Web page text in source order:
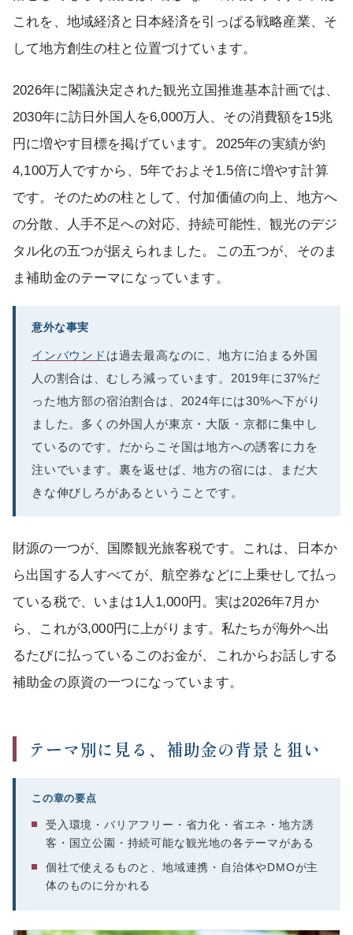
これを、地域経済と日本経済を引っぱる戦略産業、そ
して地方創生の柱と位置づけています。
2026年に閣議決定された観光立国推進基本計画では、
2030年に訪日外国人を6,000万人、その消費額を15兆
円に増やす目標を掲げています。2025年の実績が約
4,100万人ですから、5年でおよそ1.5倍に増やす計算
です。そのための柱として、付加価値の向上、地方へ
の分散、人手不足への対応、持続可能性、観光のデジ
タル化の五つが据えられました。この五つが、そのま
ま補助金のテーマになっています。
意外な事実
インバウンド は過去最高なのに、地方に泊まる外国
人の割合は、むしろ減っています。2019年に37%だ
った地方部の宿泊割合は、2024年には30%へ下がり
ました。多くの外国人が東京・大阪・京都に集中し
ているのです。だからこそ国は地方への誘客に力を
注いでいます。裏を返せば、地方の宿には、まだ大
きな伸びしろがあるということです。
財源の一つが、国際観光旅客税です。これは、日本か
ら出国する人すべてが、航空券などに上乗せして払っ
ている税で、いまは1人1,000円。実は2026年7月か
ら、これが3,000円に上がります。私たちが海外へ出
るたびに払っているこのお金が、これからお話しする
補助金の原資の一つになっています。
テーマ別に見る、補助金の背景と狙い
この章の要点
受入環境・バリアフリー・省力化・省エネ・地方誘
客・国立公園・持続可能な観光地の各テーマがある
個社で使えるものと、地域連携・自治体やDMOが主
体のものに分かれる